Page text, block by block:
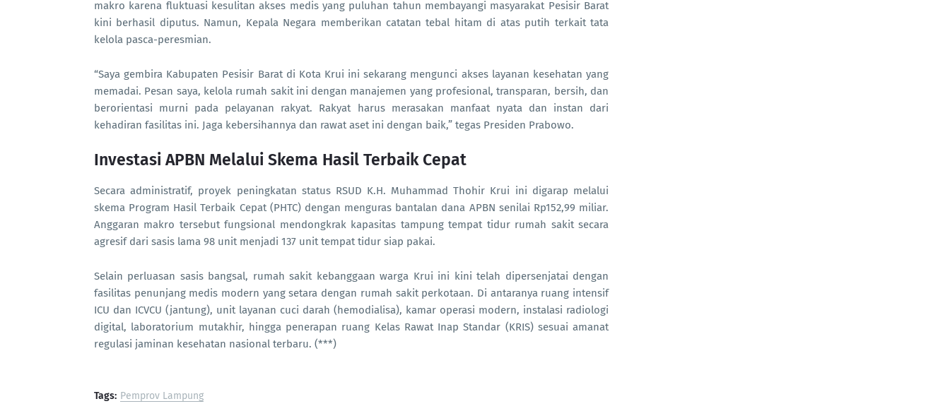
makro karena fluktuasi kesulitan akses medis yang puluhan tahun membayangi masyarakat Pesisir Barat
kini berhasil diputus. Namun, Kepala Negara memberikan catatan tebal hitam di atas putih terkait tata
kelola pasca-peresmian.
“Saya gembira Kabupaten Pesisir Barat di Kota Krui ini sekarang mengunci akses layanan kesehatan yang
memadai. Pesan saya, kelola rumah sakit ini dengan manajemen yang profesional, transparan, bersih, dan
berorientasi murni pada pelayanan rakyat. Rakyat harus merasakan manfaat nyata dan instan dari
kehadiran fasilitas ini. Jaga kebersihannya dan rawat aset ini dengan baik,” tegas Presiden Prabowo.
Investasi APBN Melalui Skema Hasil Terbaik Cepat
Secara administratif, proyek peningkatan status RSUD K.H. Muhammad Thohir Krui ini digarap melalui
skema Program Hasil Terbaik Cepat (PHTC) dengan menguras bantalan dana APBN senilai Rp152,99 miliar.
Anggaran makro tersebut fungsional mendongkrak kapasitas tampung tempat tidur rumah sakit secara
agresif dari sasis lama 98 unit menjadi 137 unit tempat tidur siap pakai.
Selain perluasan sasis bangsal, rumah sakit kebanggaan warga Krui ini kini telah dipersenjatai dengan
fasilitas penunjang medis modern yang setara dengan rumah sakit perkotaan. Di antaranya ruang intensif
ICU dan ICVCU (jantung), unit layanan cuci darah (hemodialisa), kamar operasi modern, instalasi radiologi
digital, laboratorium mutakhir, hingga penerapan ruang Kelas Rawat Inap Standar (KRIS) sesuai amanat
regulasi jaminan kesehatan nasional terbaru. (***)
Tags: Pemprov Lampung